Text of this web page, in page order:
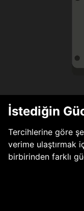
İstediğin
Tercihlerine göre
verime ulaştırmak
birbirinden farklı